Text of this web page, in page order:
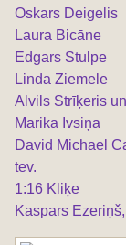
Oskars Deigelis
Laura Bicāne
Edgars Stulpe
Linda Ziemele
Alvils Strīķeris
Marika Ivsiņa
David Michael
tev.
1:16 Kliķe
Kaspars